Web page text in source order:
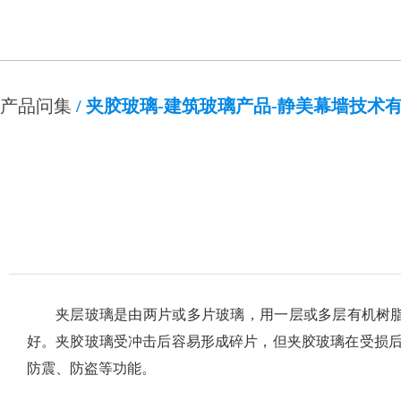
产品问集 / 夹胶玻璃-建筑玻璃产品-静美幕墙技术
夹层玻璃是由两片或多片玻璃，用一层或多层有机树
好。夹胶玻璃受冲击后容易形成碎片，但夹胶玻璃在受损
防震、防盗等功能。